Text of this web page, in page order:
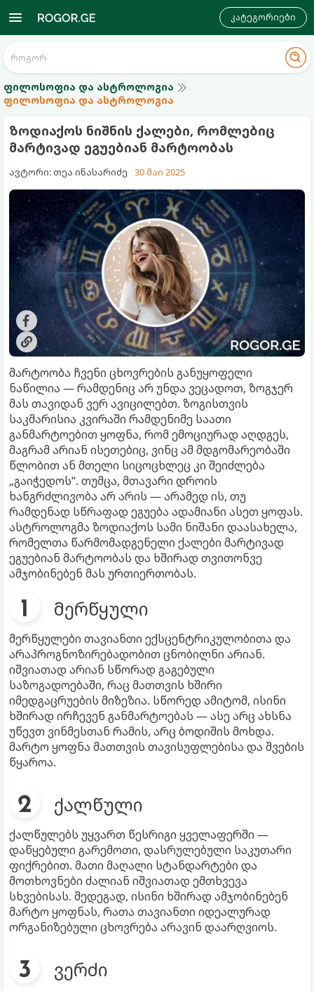
კატეგორიები
ფილოსოფია და ასტროლოგია
ფილოსოფია და ასტროლოგია
ზოდიაქოს ნიშნის ქალები, რომლებიც
მარტივად ეგუებიან მარტოობას
ავტორი: თეა ინასარიძე 30 მაი 2025
მარტოობა ჩვენი ცხოვრების განუყოფელი
ნაწილია — რამდენიც არ უნდა ვეცადოთ, ზოგჯერ
მას თავიდან ვერ ავიცილებთ. ზოგისთვის
საკმარისია კვირაში რამდენიმე საათი
განმარტოებით ყოფნა, რომ ემოციურად აღდგეს,
მაგრამ არიან ისეთებიც, ვინც ამ მდგომარეობაში
წლობით ან მთელი სიცოცხლეც კი შეიძლება
„გაიჭედოს“. თუმცა, მთავარი დროის
ხანგრძლივობა არ არის — არამედ ის, თუ
რამდენად სწრაფად ეგუება ადამიანი ასეთ ყოფას.
ასტროლოგმა ზოდიაქოს სამი ნიშანი დაასახელა,
რომელთა წარმომადგენელი ქალები მარტივად
ეგუებიან მარტოობას და ხშირად თვითონვე
ამჯობინებენ მას ურთიერთობას.
მერწყული
მერწყულები თავიანთი ექსცენტრიკულობითა და
არაპროგნოზირებადობით ცნობილნი არიან.
იშვიათად არიან სწორად გაგებული
საზოგადოებაში, რაც მათთვის ხშირი
იმედგაცრუების მიზეზია. სწორედ ამიტომ, ისინი
ხშირად ირჩევენ განმარტოებას — ასე არც ახსნა
უწევთ ვინმესთან რამის, არც ბოდიშის მოხდა.
მარტო ყოფნა მათთვის თავისუფლებისა და შვების
წყაროა.
ქალწული
ქალწულებს უყვართ წესრიგი ყველაფერში —
დაწყებული გარემოთი, დასრულებული საკუთარი
ფიქრებით. მათი მაღალი სტანდარტები და
მოთხოვნები ძალიან იშვიათად ემთხვევა
სხვებისას. შედეგად, ისინი ხშირად ამჯობინებენ
მარტო ყოფნას, რათა თავიანთი იდეალურად
ორგანიზებული ცხოვრება არავინ დაარღვიოს.
ვერძი